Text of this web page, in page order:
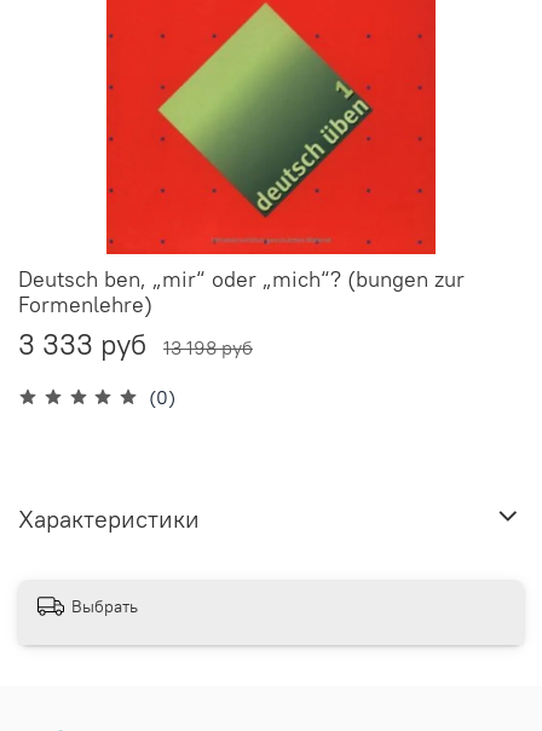
(0)
Deutsch ben, „mir“ oder „mich“? (bungen zur
Formenlehre)
3 333 руб 13 198 руб
Характеристики
Выбрать